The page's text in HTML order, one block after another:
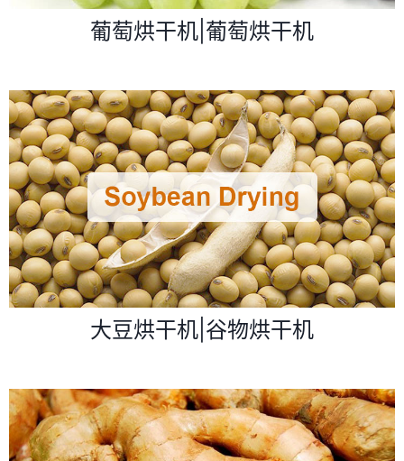
葡萄烘干机|葡萄烘干机
大豆烘干机|谷物烘干机